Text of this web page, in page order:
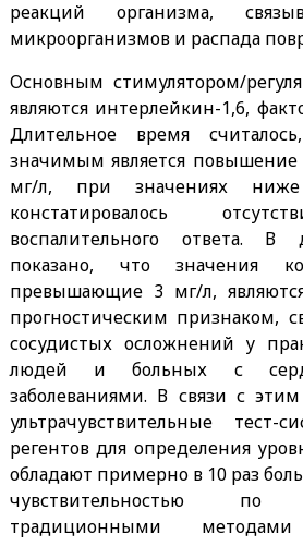
реакций организма,
микроорганизмов и распада
Основным стимулятором/
являются интерлейкин-1,6,
Длительное время
значимым является
мг/л, при значениях
констатировалось
воспалительного ответа.
показано, что значения
превышающие 3 мг/л,
прогностическим признаком,
сосудистых осложнений у
людей и больных с
заболеваниями. В связи с
ультрачувствительные
регентов для определения
обладают примерно в 10 раз
чувствительностью
традиционными